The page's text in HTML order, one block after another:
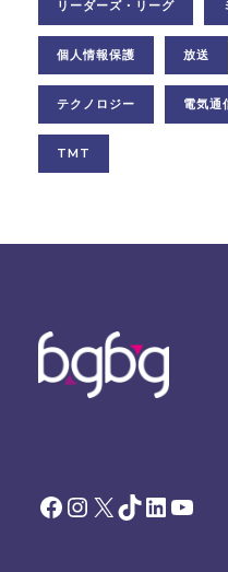
リーダーズ・リーグ
個人情報保護 放送
テクノロジー 電気通
TMT
Facebook Instagram X TikTok LinkedIn YouTube